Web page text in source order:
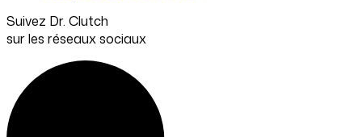
Suivez Dr. Clutch
sur les réseaux sociaux